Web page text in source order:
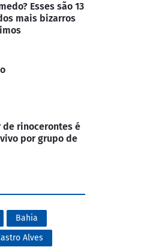
Esses são 13
mais bizarros
de rinocerontes é
por grupo de
Bahia
Alves